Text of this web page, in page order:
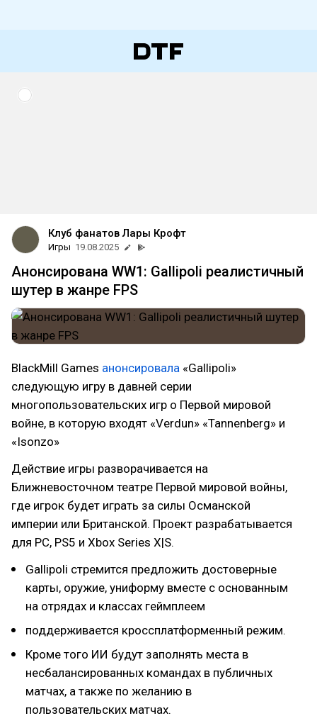
Клуб фанатов Лары Крофт
Игры 19.08.2025
Анонсирована WW1: Gallipoli реалистичный
шутер в жанре FPS
BlackMill Games анонсировала «Gallipoli»
следующую игру в давней серии
многопользовательских игр о Первой мировой
войне, в которую входят «Verdun» «Tannenberg» и
«Isonzo»
Действие игры разворачивается на
Ближневосточном театре Первой мировой войны,
где игрок будет играть за силы Османской
империи или Британской. Проект разрабатывается
для PC, PS5 и Xbox Series X|S.
Gallipoli стремится предложить достоверные
карты, оружие, униформу вместе с основанным
на отрядах и классах геймплеем
поддерживается кроссплатформенный режим.
Кроме того ИИ будут заполнять места в
несбалансированных командах в публичных
матчах, а также по желанию в
пользовательских матчах.